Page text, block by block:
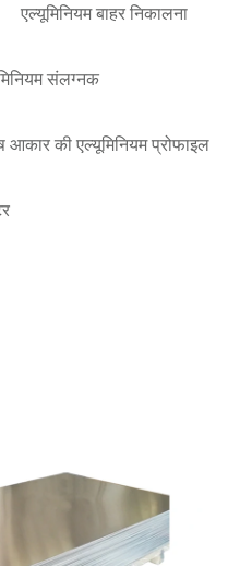
एल्यूमिनियम बाहर निकालना
संलग्नक
आकार की एल्यूमिनियम प्रोफाइल